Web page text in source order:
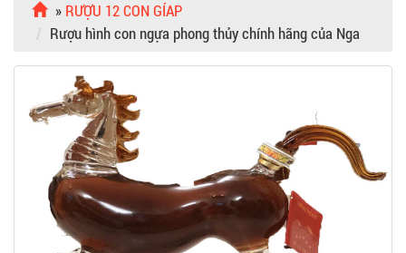
» RƯỢU 12 CON GÍAP
Rượu hình con ngựa phong thủy chính hãng của Nga